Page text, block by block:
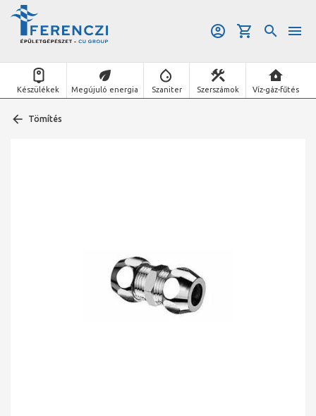
Készülékek Megújuló energia Szaniter Szerszámok Víz-gáz-fűtés
Tömítés